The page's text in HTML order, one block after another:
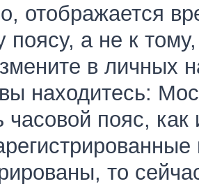
отображается
поясу, а не к
в личных
находитесь:
часовой пояс,
то